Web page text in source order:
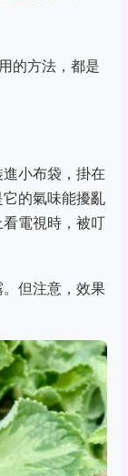
的方法，都是
小布袋，掛在
的氣味能擾亂
電視時，被叮
但注意，效果